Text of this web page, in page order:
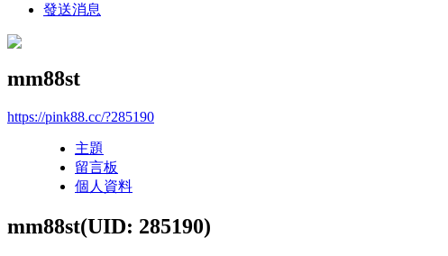
發送消息
mm88st
https://pink88.cc/?285190
主題
留言板
個人資料
mm88st(UID: 285190)